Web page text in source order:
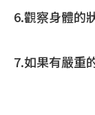
6.觀察身體的
7.如果有嚴重